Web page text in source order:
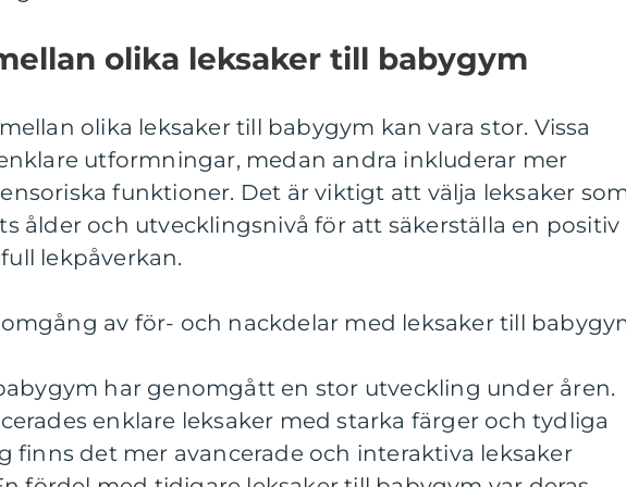
olika leksaker till babygym
olika leksaker till babygym kan vara stor. Vissa
utformningar, medan andra inkluderar mer
funktioner. Det är viktigt att välja leksaker
ålder och utvecklingsnivå för att säkerställa en positiv
lekpåverkan.
av för- och nackdelar med leksaker till
har genomgått en stor utveckling under åren.
enklare leksaker med starka färger och tydliga
finns det mer avancerade och interaktiva leksaker